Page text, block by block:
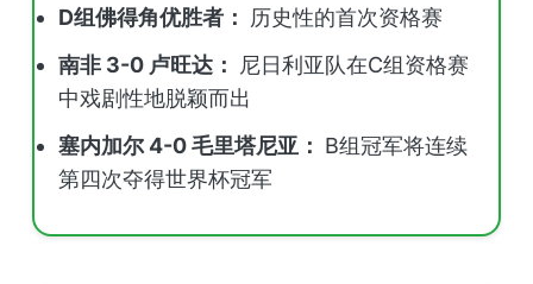
D组佛得角优胜者： 历史性的首次资格赛
南非 3-0 卢旺达：
尼日利亚队在C组资格赛
中戏剧性地脱颖而出
塞内加尔 4-0 毛里塔尼亚： B组冠军将连续
第四次夺得世界杯冠军